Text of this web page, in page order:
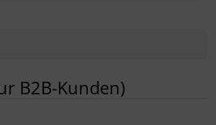
B2B-Kunden)